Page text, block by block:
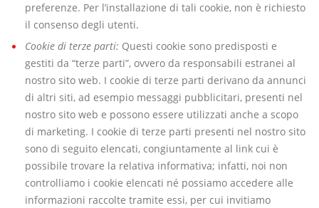
preferenze. Per l’installazione di tali cookie, non è richiesto
il consenso degli utenti.
Cookie di terze parti: Questi cookie sono predisposti e
gestiti da “terze parti”, ovvero da responsabili estranei al
nostro sito web. I cookie di terze parti derivano da annunci
di altri siti, ad esempio messaggi pubblicitari, presenti nel
nostro sito web e possono essere utilizzati anche a scopo
di marketing. I cookie di terze parti presenti nel nostro sito
sono di seguito elencati, congiuntamente al link cui è
possibile trovare la relativa informativa; infatti, noi non
controlliamo i cookie elencati né possiamo accedere alle
informazioni raccolte tramite essi, per cui invitiamo